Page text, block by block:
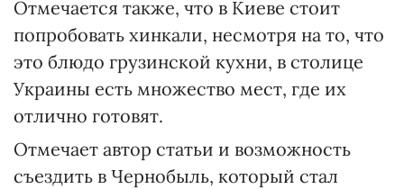
Отмечается также, что в Киеве стоит
попробовать хинкали, несмотря на то, что
это блюдо грузинской кухни, в столице
Украины есть множество мест, где их
отлично готовят.
Отмечает автор статьи и возможность
съездить в Чернобыль, который стал